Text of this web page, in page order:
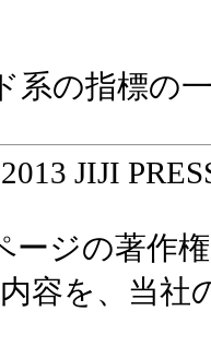
系の指標の
JIJI
ージの著作
容を、当社